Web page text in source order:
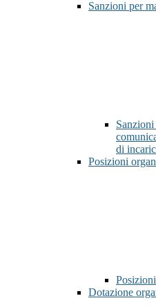
Sanzioni per
di
Posizioni
Dotazione